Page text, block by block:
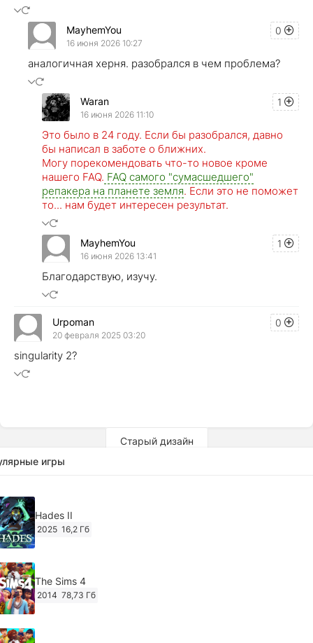
0
MayhemYou
16 июня 2026 10:27
аналогичная херня. разобрался в чем проблема?
1
Waran
16 июня 2026 11:10
Это было в 24 году. Если бы разобрался, давно
бы написал в заботе о ближних.
Могу порекомендовать что-то новое кроме
нашего FAQ. FAQ самого "сумасшедшего"
репакера на планете земля. Если это не поможет
то... нам будет интересен результат.
1
MayhemYou
16 июня 2026 13:41
Благодарствую, изучу.
0
Urpoman
20 февраля 2025 03:20
singularity 2?
Старый дизайн
игры
Hades II
2025 16,2 Гб
The Sims 4
2014 78,73 Гб